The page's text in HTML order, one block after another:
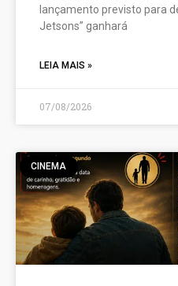
lançamento previsto para
Jetsons” ganhará
LEIA MAIS »
07/08/2026
CINEMA